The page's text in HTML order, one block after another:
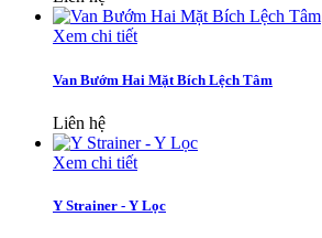
Xem chi tiết
Van Bướm Hai Mặt Bích Lệch Tâm
Liên hệ
Xem chi tiết
Y Strainer - Y Lọc